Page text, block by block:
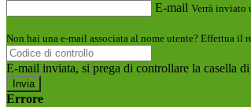
E-mail Verrà inviato
Non hai una e-mail associata al nome utente? Effettua il
E-mail inviata, si prega di controllare la casella
Errore